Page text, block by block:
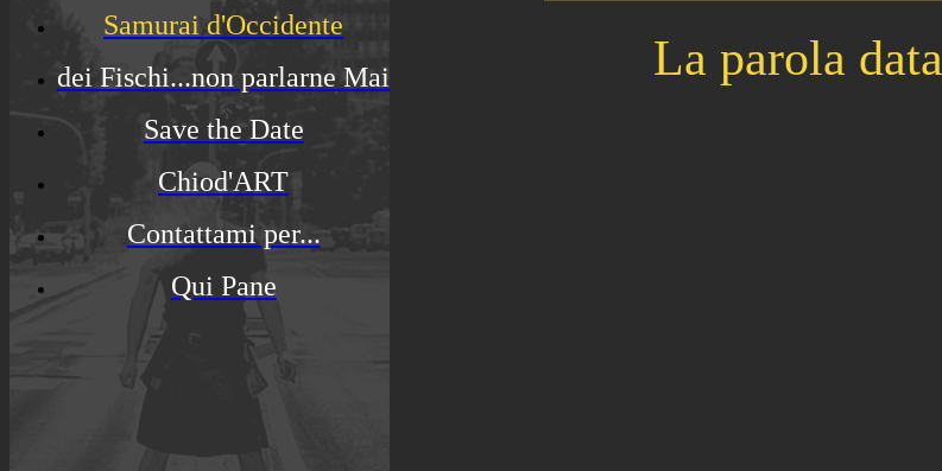
Samurai d'Occidente
dei Fischi...non parlarne Mai
Save the Date
Chiod'ART
Contattami per...
Qui Pane
La parola data